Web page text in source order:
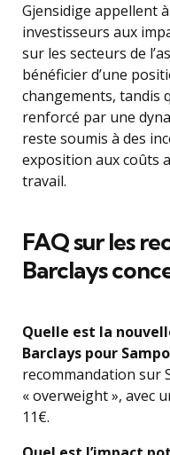
Gjensidige appellent
investisseurs aux
sur les secteurs de
bénéficier d’une
changements, tandis
renforcé par une
reste soumis à des
exposition aux coûts
travail.
FAQ sur les
Barclays
Quelle est la
Barclays pour
recommandation sur
« overweight », avec
11€.